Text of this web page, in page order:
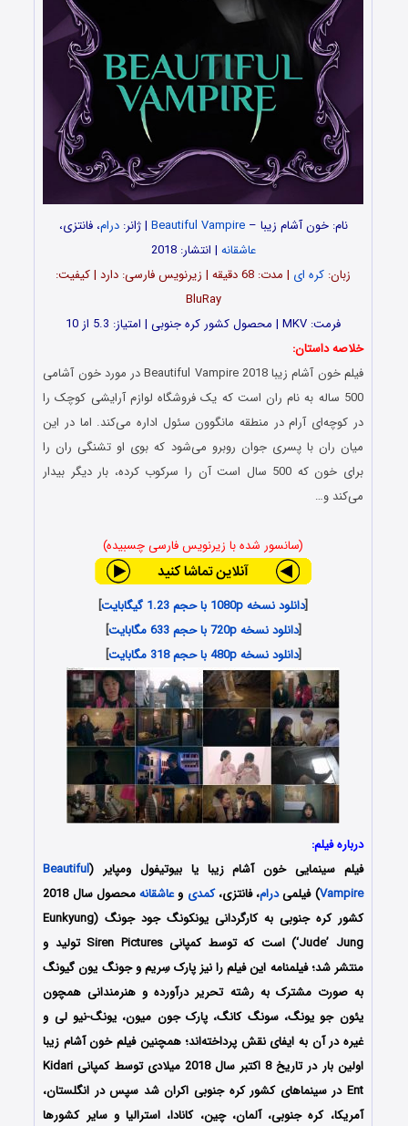
نام: خون آشام زیبا –Beautiful Vampire | ژانر:درام، فانتزی،
عاشقانه | انتشار: 2018
زبان: کره ای
| مدت‌‌: 68 دقیقه | زیرنویس فارسی: دارد | کیفیت:
BluRay
فرمت: MKV | محصول کشور کره جنوبی | امتیاز: 5.3 از 10
خلاصه داستان:
فیلم خون آشام زیبا Beautiful Vampire 2018 در مورد خون آشامی
500 ساله به نام ران است که یک فروشگاه لوازم آرایشی کوچک را
در کوچه‌ای آرام در منطقه مانگوون سئول اداره می‌کند. اما در این
میان ران با پسری جوان روبرو می‌شود که بوی او تشنگی ران را
برای خون که 500 سال است آن را سرکوب کرده، بار دیگر بیدار
می‌کند و…
(سانسور شده با زیرنویس فارسی چسبیده)
[دانلود نسخه 1080p با حجم 1.23 گیگابایت
]
[دانلود نسخه 720p با حجم 633 مگابایت
]
[دانلود نسخه 480p با حجم 318 مگابایت ]
درباره فیلم:
فیلم سینمایی خون آشام زیبا یا بیوتیفول ومپایر (Beautiful
Vampire) فیلمیدرام، فانتزی،کمدی وعاشقانه
محصول سال 2018
کشور کره جنوبی به کارگردانی یونکونگ جود جونگ (Eunkyung
‘Jude’ Jung) است که توسط کمپانی Siren Pictures تولید و
منتشر شد؛ فیلمنامه این فیلم را نیز پارک سِریم و جونگ یون گیونگ
به صورت مشترک به رشته تحریر درآورده و هنرمندانی همچون
یئون جو یونگ، سونگ کانگ، پارک جون میون، یونگ-نیو لی و
غیره در آن به ایفای نقش پرداخته‌اند؛ همچنین فیلم خون آشام زیبا
اولین
بار در تاریخ 8 اکتبر سال 2018 میلادی توسط کمپانی Kidari
Ent در سینماهای کشور کره جنوبی اکران شد سپس در انگلستان،
آمریکا، کره جنوبی، آلمان، چین، کانادا، استرالیا و سایر کشورها